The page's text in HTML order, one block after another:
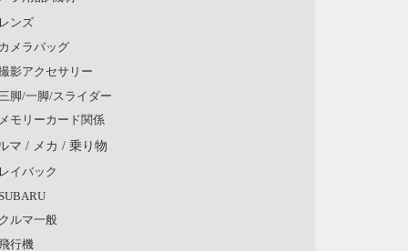
ンズ
メラバッグ
影アクセサリー
脚/一脚/スライダー
モリーカード関係
マ / メカ / 乗り物
イバック
ルマ一般
行機